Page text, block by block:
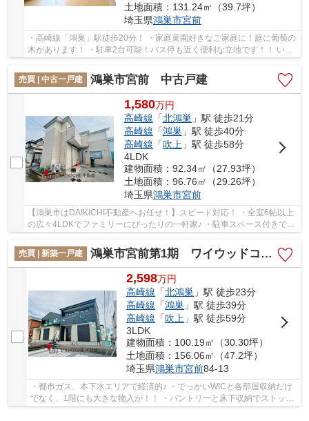
土地面積：131.24㎡（39.7坪）
埼玉県鴻巣市宮前
・高崎線「鴻巣」駅徒歩20分！ ・家庭菜園好きなご家庭に！庭に葡萄の
木があります！ ・駐車2台可能！バス停も近く便利な立地です！！ いつ
でもお気軽にお声がけください♪ 駅からの...
売買 | 中古一戸建
鴻巣市宮前 中古戸建
1,580万円
高崎線 「北鴻巣 」駅 徒歩21分
高崎線 「鴻巣 」駅 徒歩40分
高崎線 「吹上 」駅 徒歩58分
4LDK
建物面積：92.34㎡（27.93坪）
土地面積：96.76㎡（29.26坪）
埼玉県鴻巣市宮前
【鴻巣市はDAIKICHI不動産へお任せ！】スピード対応！ ・全室6帖以上
の広々4LDKでファミリーにぴったりの一軒家♪ ・駐車スペース付きで快
適な暮らしを実現♪ いつでもお気軽にお声が...
売買 | 新築一戸建
鴻巣市宮前第1期 ワイウッドコート 新築戸建 全8棟 8号棟
2,598万円
高崎線 「北鴻巣 」駅 徒歩23分
高崎線 「鴻巣 」駅 徒歩39分
高崎線 「吹上 」駅 徒歩59分
3LDK
建物面積：100.19㎡（30.30坪）
土地面積：156.06㎡（47.2坪）
埼玉県鴻巣市宮前84-13
・都市ガス、本下水エリアで経済的♪ ・でっかいWICと各部屋収納だけ
でなく、1階にも大きな物入が！！ ・パントリーと床下収納でストック